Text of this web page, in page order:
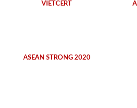
VIETCERT
ASEAN STRONG 2020